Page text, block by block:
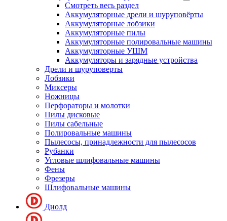
Смотреть весь раздел
Аккумуляторные дрели и шуруповёрты
Аккумуляторные лобзики
Аккумуляторные пилы
Аккумуляторные полировальные машины
Аккумуляторные УШМ
Аккумуляторы и зарядные устройства
Дрели и шуруповерты
Лобзики
Миксеры
Ножницы
Перфораторы и молотки
Пилы дисковые
Пилы сабельные
Полировальные машины
Пылесосы, принадлежности для пылесосов
Рубанки
Угловые шлифовальные машины
Фены
Фрезеры
Шлифовальные машины
Диолд